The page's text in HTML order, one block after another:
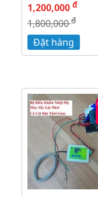
1,200,000 đ
1,800,000đ
Đặt hàng